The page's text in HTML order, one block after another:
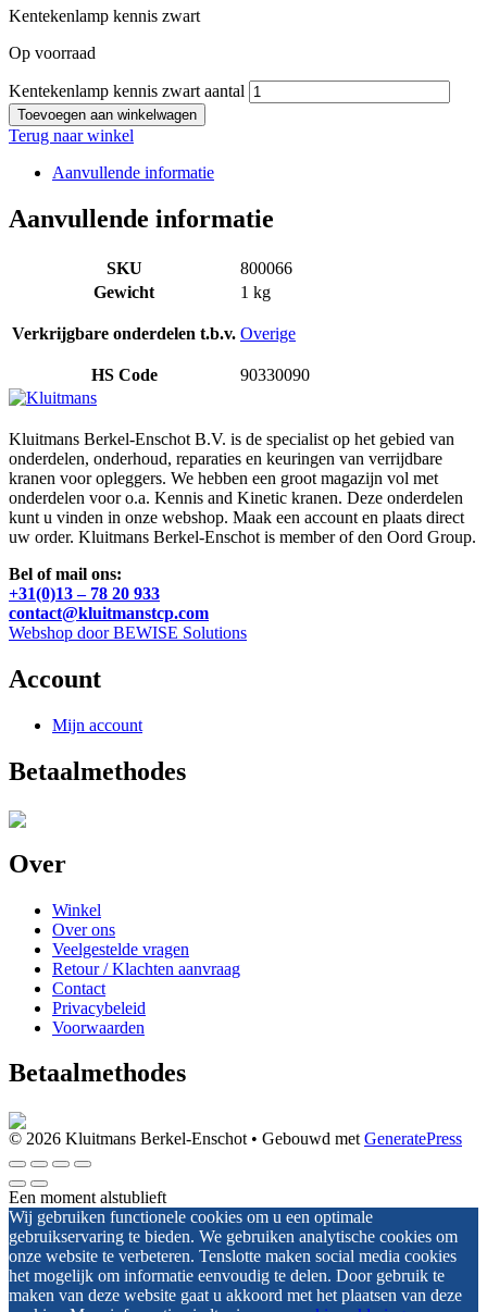
Kentekenlamp kennis zwart
Op voorraad
Kentekenlamp kennis zwart aantal
Toevoegen aan winkelwagen
Terug naar winkel
Aanvullende informatie
Aanvullende informatie
SKU
800066
Gewicht
1 kg
Verkrijgbare onderdelen t.b.v. Overige
HS Code 90330090
Kluitmans Berkel-Enschot B.V. is de specialist op het gebied van
onderdelen, onderhoud, reparaties en keuringen van verrijdbare
kranen voor opleggers. We hebben een groot magazijn vol met
onderdelen voor o.a. Kennis and Kinetic kranen. Deze onderdelen
kunt u vinden in onze webshop. Maak een account en plaats direct
uw order. Kluitmans Berkel-Enschot is member of den Oord Group.
Bel of mail ons:
+31(0)13 – 78 20 933
contact@kluitmanstcp.com
Webshop door BEWISE Solutions
Account
Mijn account
Betaalmethodes
Over
Winkel
Over ons
Veelgestelde vragen
Retour / Klachten aanvraag
Contact
Privacybeleid
Voorwaarden
Betaalmethodes
© 2026 Kluitmans Berkel-Enschot • Gebouwd met GeneratePress
Een moment alstublieft
Wij gebruiken functionele cookies om u een optimale
gebruikservaring te bieden. We gebruiken analytische cookies om
onze website te verbeteren. Tenslotte maken social media cookies
het mogelijk om informatie eenvoudig te delen. Door gebruik te
maken van deze website gaat u akkoord met het plaatsen van deze